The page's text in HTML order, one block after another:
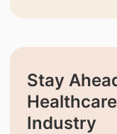
Stay
Healthcare
Industry